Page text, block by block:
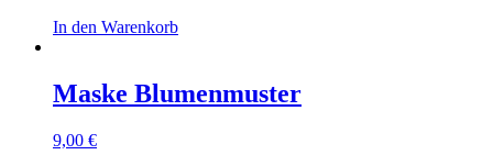
In den Warenkorb
Maske Blumenmuster
9,00 €